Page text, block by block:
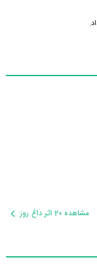
مشاهده 20 اثر داغ روز